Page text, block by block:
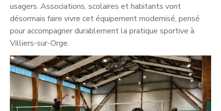
usagers. Associations, scolaires et habitants vont
désormais faire vivre cet équipement modernisé, pensé
pour accompagner durablement la pratique sportive à
Villiers-sur-Orge.